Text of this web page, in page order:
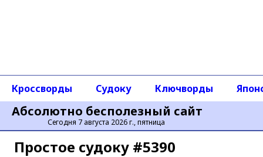
Абсолютно бесполезный сайт
Сегодня 7 августа 2026 г., пятница
Кроссворды Судоку Ключворды
Простое cудоку #5390